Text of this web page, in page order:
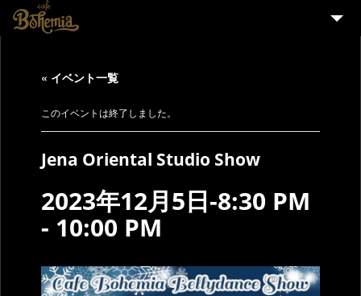
EVENT
STAFF WANTED
ENGLISH
« イベント一覧
このイベントは終了しました。
Jena Oriental Studio Show
2023年12月5日-8:30 PM
- 10:00 PM